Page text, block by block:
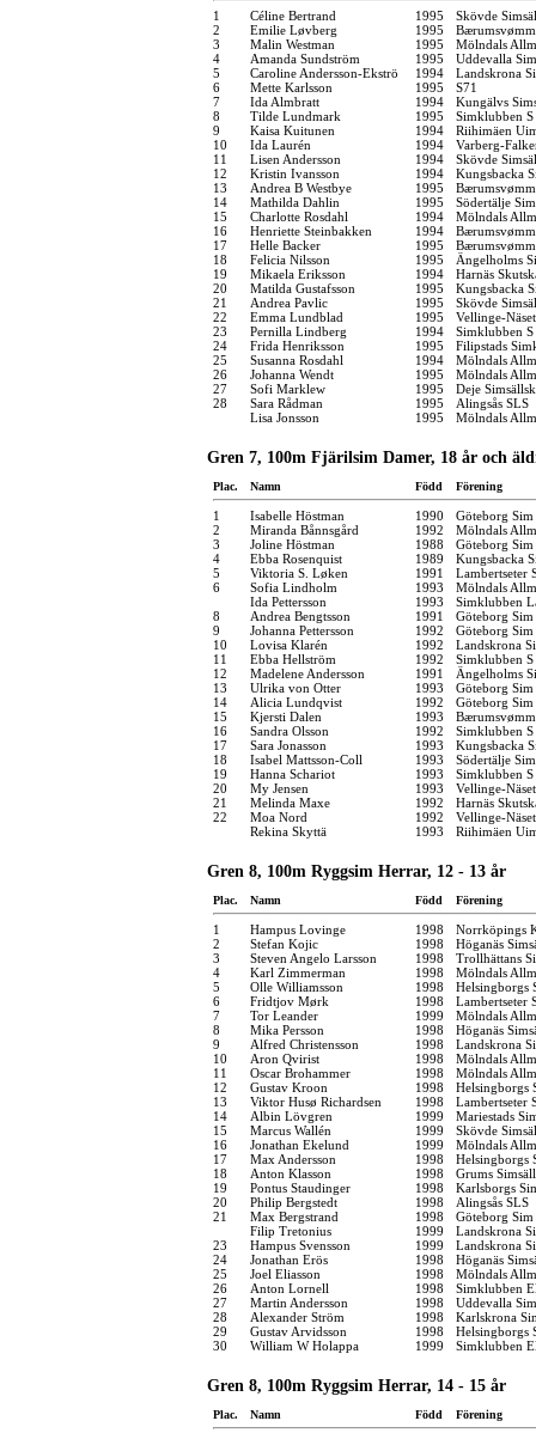
1 Céline Bertrand 1995
Skövde
2
Emilie Løvberg 1995
3
Malin Westman 1995
Mölndals
4
Amanda Sundström 1995
Uddevalla Sim
5
Caroline Andersson-Ekströ 1994
Landskrona
6
Mette Karlsson 1995
S71
7
Ida Almbratt 1994
Kungälvs
8
Tilde Lundmark 1995
Simklubben
9
Kaisa Kuitunen 1994
Riihimäen
10
Ida Laurén 1994
Varberg-
11
Lisen Andersson 1994
Skövde
12
Kristin Ivansson 1994
Kungsbacka
13
Andrea B Westbye 1995
14
Mathilda Dahlin 1995
Södertälje
15
Charlotte Rosdahl 1994
Mölndals
16
Henriette Steinbakken 1994
17
Helle Backer 1995
18
Felicia Nilsson 1995
Ängelholms
19
Mikaela Eriksson 1994
Harnäs
20
Matilda Gustafsson 1995
Kungsbacka
21
Andrea Pavlic 1995
Skövde
22
Emma Lundblad 1995
Vellinge-
23
Pernilla Lindberg 1994
Simklubben
24
Frida Henriksson 1995
Filipstads
25
Susanna Rosdahl 1994
Mölndals
26
Johanna Wendt 1995
Mölndals
27
Sofi Marklew 1995
Deje
28
Sara Rådman 1995
Alingsås SLS
Lisa Jonsson
1995 Mölndals
Gren 7, 100m Fjärilsim Damer, 18 år och
Plac. Namn Född Förening
1 Isabelle Höstman 1990
Göteborg Sim
2
Miranda Bånnsgård 1992
Mölndals
3
Joline Höstman 1988
Göteborg Sim
4
Ebba Rosenquist 1989
Kungsbacka
5
Viktoria S. Løken 1991
Lambertseter
6
Sofia Lindholm 1993
Mölndals
Ida Pettersson
1993
Simklubben
8
Andrea Bengtsson 1991
Göteborg Sim
9
Johanna Pettersson 1992
Göteborg Sim
10
Lovisa Klarén 1992
Landskrona
11
Ebba Hellström 1992
Simklubben
12
Madelene Andersson 1991
Ängelholms
13
Ulrika von Otter 1993
Göteborg Sim
14
Alicia Lundqvist 1992
Göteborg Sim
15
Kjersti Dalen 1993
16
Sandra Olsson 1992
Simklubben
17
Sara Jonasson 1993
Kungsbacka
18
Isabel Mattsson-Coll 1993
Södertälje
19
Hanna Schariot 1993
Simklubben
20
My Jensen 1993
Vellinge-
21
Melinda Maxe 1992
Harnäs
22
Moa Nord 1992
Vellinge-
Rekina Skyttä
1993 Riihimäen
Gren 8, 100m Ryggsim Herrar, 12 - 13 år
Plac. Namn Född Förening
1 Hampus Lovinge 1998
Norrköpings
2
Stefan Kojic 1998
Höganäs
3
Steven Angelo Larsson 1998
Trollhättans
4
Karl Zimmerman 1998
Mölndals
5
Olle Williamsson 1998
Helsingborgs
6
Fridtjov Mørk 1998
Lambertseter
7
Tor Leander 1999
Mölndals
8
Mika Persson 1998
Höganäs
9
Alfred Christensson 1998
Landskrona
10
Aron Qvirist 1998
Mölndals
11
Oscar Brohammer 1998
Mölndals
12
Gustav Kroon 1998
Helsingborgs
13
Viktor Husø Richardsen 1998
Lambertseter
14
Albin Lövgren 1999
Mariestads
15
Marcus Wallén 1999
Skövde
16
Jonathan Ekelund 1999
Mölndals
17
Max Andersson 1998
Helsingborgs
18
Anton Klasson 1998
Grums
19
Pontus Staudinger 1998
Karlsborgs
20
Philip Bergstedt 1998
Alingsås SLS
21
Max Bergstrand 1998
Göteborg Sim
Filip Tretonius
1999
Landskrona
23
Hampus Svensson 1999
Landskrona
24
Jonathan Erös 1998
Höganäs
25
Joel Eliasson 1998
Mölndals
26
Anton Lornell 1998
Simklubben
27
Martin Andersson 1998
Uddevalla Sim
28
Alexander Ström 1998
Karlskrona
29
Gustav Arvidsson 1998
Helsingborgs
30
William W Holappa 1999 Simklubben
Gren 8, 100m Ryggsim Herrar, 14 - 15 år
Plac. Namn Född Förening